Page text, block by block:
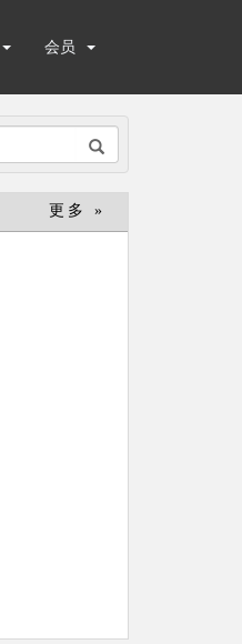
会员
更多 »